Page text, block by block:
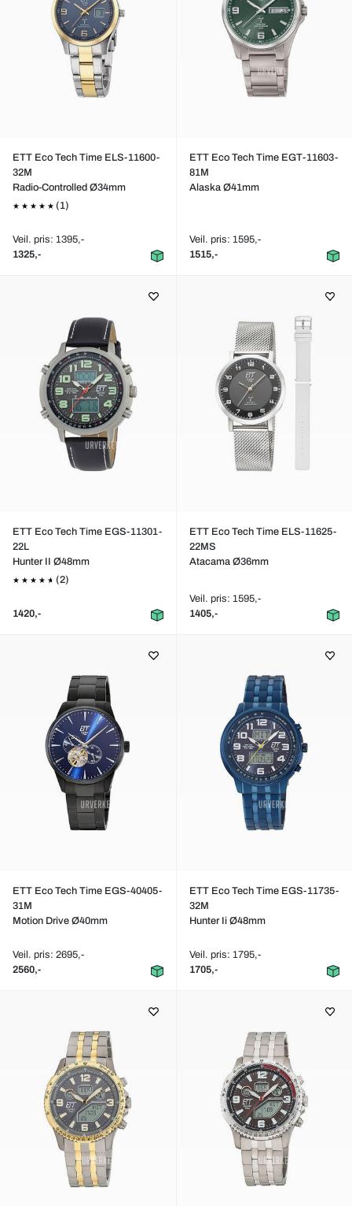
ETT Eco Tech Time ELS-11600-
32M
Radio-Controlled Ø34mm
(1)
Veil. pris: 1395,-
1325,-
ETT Eco Tech Time EGT-11603-
81M
Alaska Ø41mm
Veil. pris: 1595,-
1515,-
ETT Eco Tech Time EGS-11301-
22L
Hunter II Ø48mm
(2)
1420,-
ETT Eco Tech Time ELS-11625-
22MS
Atacama Ø36mm
Veil. pris: 1595,-
1405,-
ETT Eco Tech Time EGS-40405-
31M
Motion Drive Ø40mm
Veil. pris: 2695,-
2560,-
ETT Eco Tech Time EGS-11735-
32M
Hunter Ii Ø48mm
Veil. pris: 1795,-
1705,-